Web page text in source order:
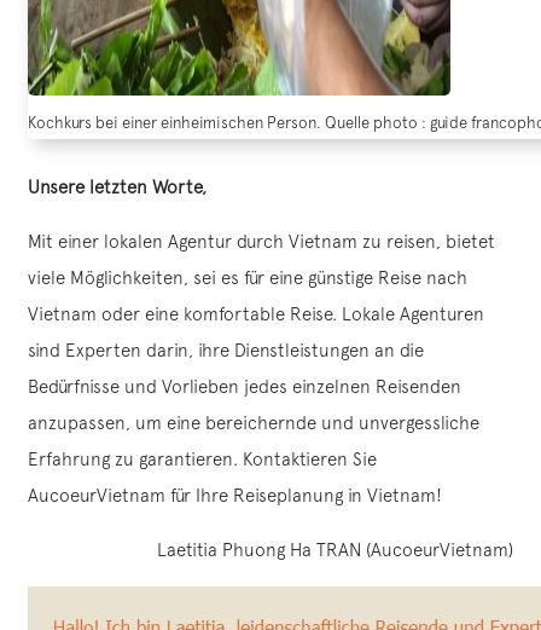
Kochkurs bei einer einheimischen Person. Quelle photo : guide
Unsere letzten Worte,
Mit einer lokalen Agentur durch Vietnam zu reisen, bietet
viele Möglichkeiten, sei es für eine günstige Reise nach
Vietnam oder eine komfortable Reise. Lokale Agenturen
sind Experten darin, ihre Dienstleistungen an die
Bedürfnisse und Vorlieben jedes einzelnen Reisenden
anzupassen, um eine bereichernde und unvergessliche
Erfahrung zu garantieren. Kontaktieren Sie
AucoeurVietnam für Ihre Reiseplanung in Vietnam!
Laetitia Phuong Ha TRAN (AucoeurVietnam)